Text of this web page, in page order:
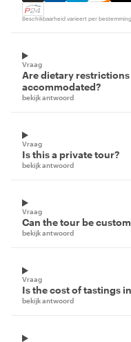
Beschikbaarheid varieert per bestemming
Vraag
Are dietary
accommodated?
bekijk antwoord
Vraag
Is this a private tour?
bekijk antwoord
Vraag
Can the tour be
bekijk antwoord
Vraag
Is the cost of tastings
bekijk antwoord